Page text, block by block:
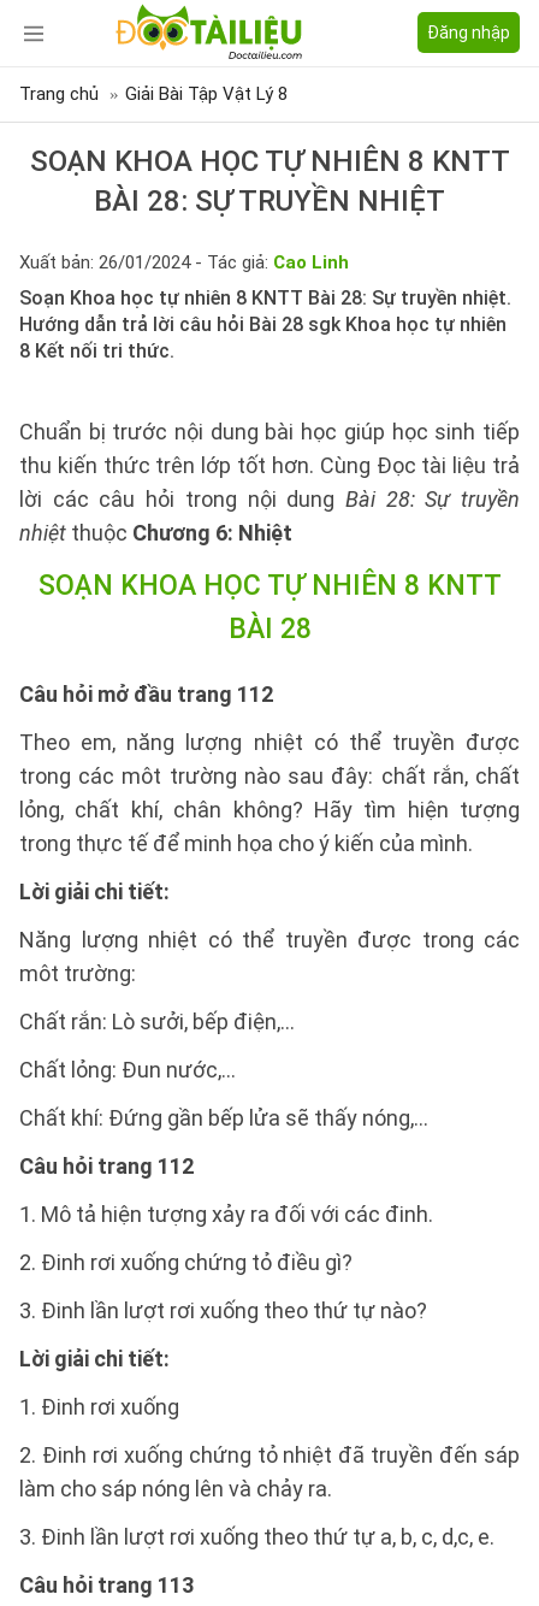
Đăng nhập
Trang chủ Giải Bài Tập Vật Lý 8
SOẠN KHOA HỌC TỰ NHIÊN 8 KNTT
BÀI 28: SỰ TRUYỀN NHIỆT
Xuất bản: 26/01/2024 - Tác giả: Cao Linh
Soạn Khoa học tự nhiên 8 KNTT Bài 28: Sự truyền nhiệt.
Hướng dẫn trả lời câu hỏi Bài 28 sgk Khoa học tự nhiên
8 Kết nối tri thức.
Chuẩn bị trước nội dung bài học giúp học sinh tiếp
thu kiến thức trên lớp tốt hơn. Cùng Đọc tài liệu trả
lời các câu hỏi trong nội dung Bài 28: Sự truyền
nhiệt thuộc Chương 6: Nhiệt
SOẠN KHOA HỌC TỰ NHIÊN 8 KNTT
BÀI 28
Câu hỏi mở đầu trang 112
Theo em, năng lượng nhiệt có thể truyền được
trong các môt trường nào sau đây: chất rắn, chất
lỏng, chất khí, chân không? Hãy tìm hiện tượng
trong thực tế để minh họa cho ý kiến của mình.
Lời giải chi tiết:
Năng lượng nhiệt có thể truyền được trong các
môt trường:
Chất rắn: Lò sưởi, bếp điện,...
Chất lỏng: Đun nước,…
Chất khí: Đứng gần bếp lửa sẽ thấy nóng,…
Câu hỏi trang 112
1. Mô tả hiện tượng xảy ra đối với các đinh.
2. Đinh rơi xuống chứng tỏ điều gì?
3. Đinh lần lượt rơi xuống theo thứ tự nào?
Lời giải chi tiết:
1. Đinh rơi xuống
2. Đinh rơi xuống chứng tỏ nhiệt đã truyền đến sáp
làm cho sáp nóng lên và chảy ra.
3. Đinh lần lượt rơi xuống theo thứ tự a, b, c, d,c, e.
Câu hỏi trang 113